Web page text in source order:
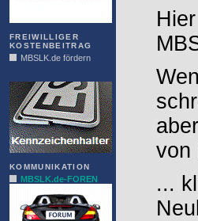
FREIWILLIGER
KOSTENBEITRAG
MBSLK.de fördern
KOMMUNIKATION
MBSLK.de-FOREN
von
...